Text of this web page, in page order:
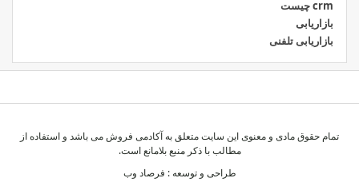
crm چیست
بازاریابی
بازاریابی تلفنی
تمام حقوق مادی و معنوی این سایت متعلق به آکادمی فروش می باشد و استفاده از
مطالب با ذکر منبع بلامانع است.
طراحی و توسعه : فرصاد وب